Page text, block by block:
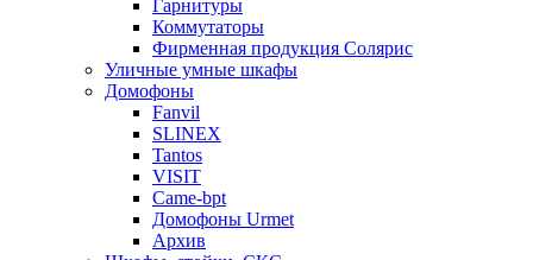
Гарнитуры
Коммутаторы
Фирменная продукция Солярис
Уличные умные шкафы
Домофоны
Fanvil
SLINEX
Tantos
VISIT
Came-bpt
Домофоны Urmet
Архив